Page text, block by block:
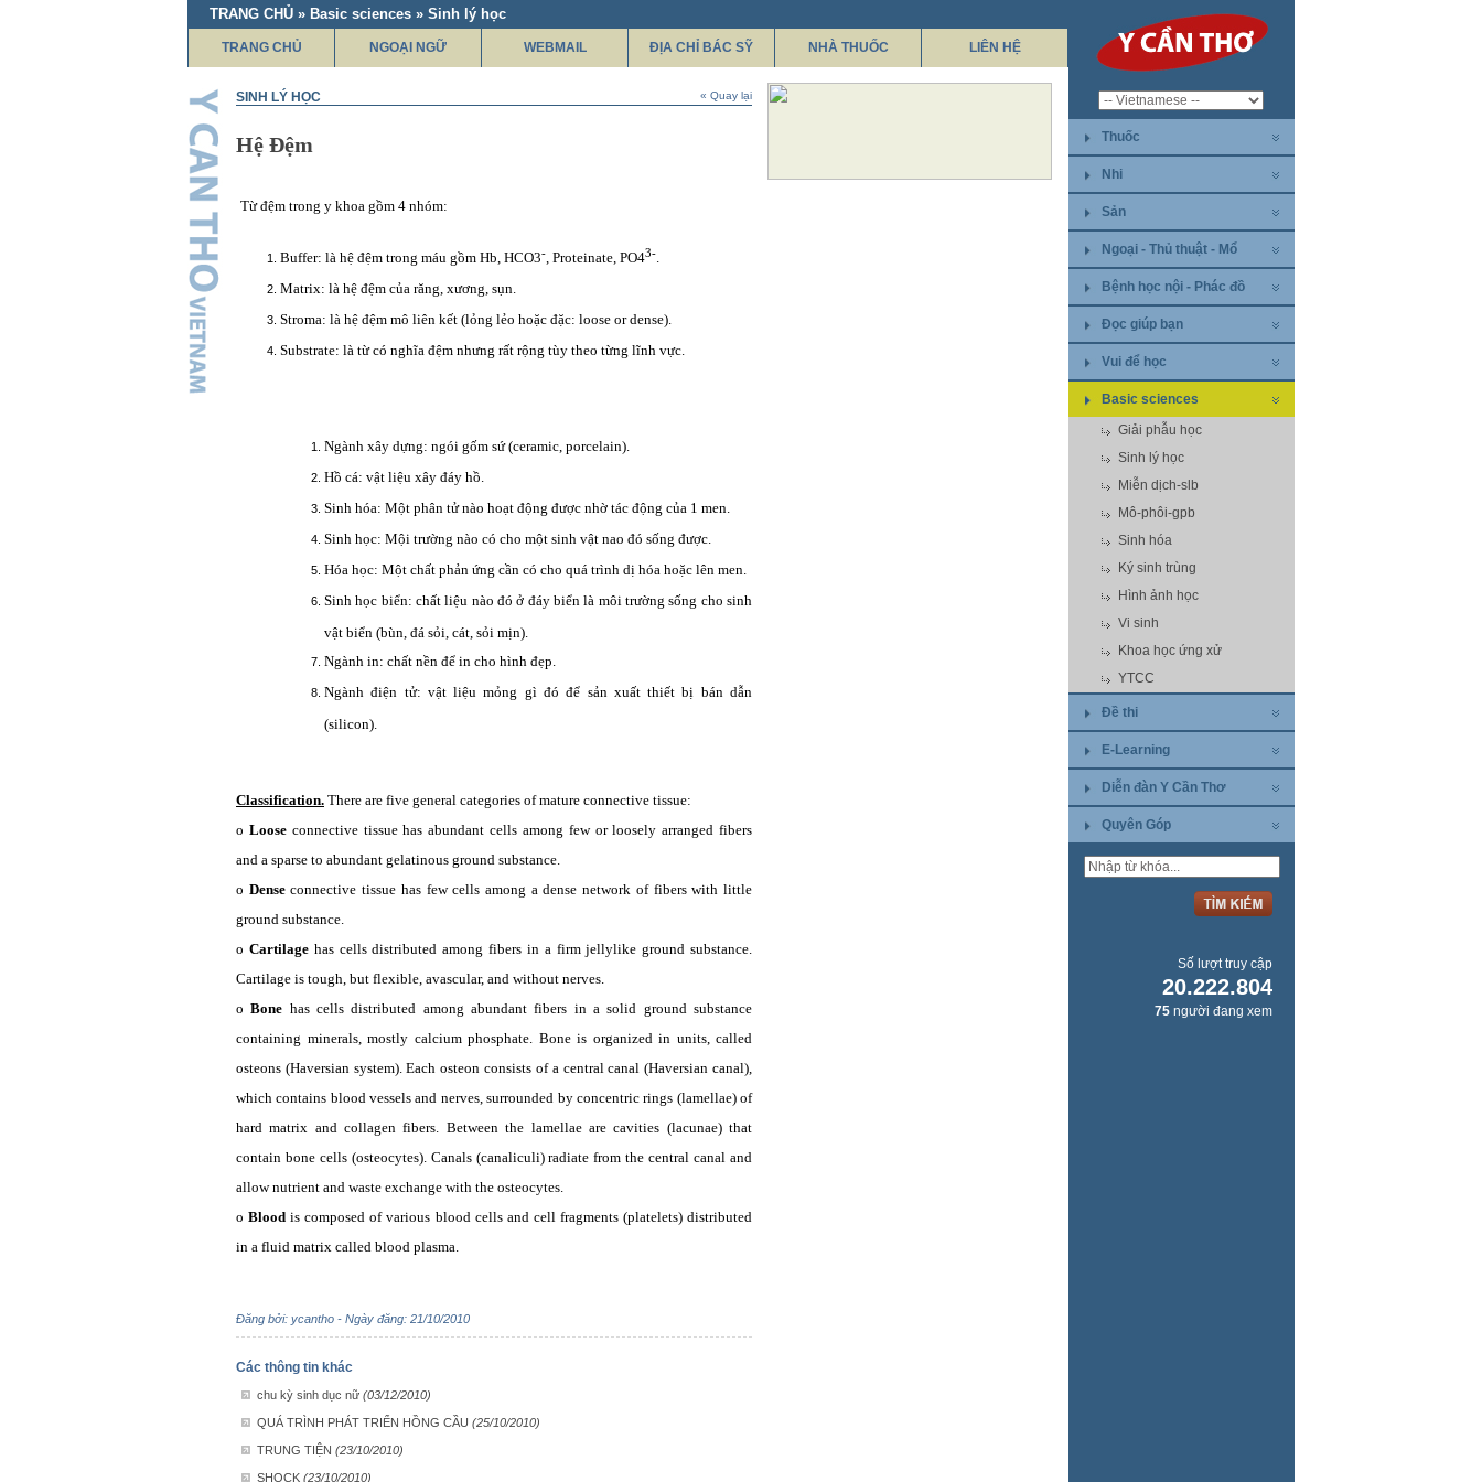
TRANG CHỦ » Basic sciences » Sinh lý học
TRANG CHỦ NGOẠI NGỮ WEBMAIL ĐỊA CHỈ BÁC SỸ NHÀ THUỐC LIÊN HỆ
SINH LÝ HỌC « Quay lại
Hệ Đệm
Từ đệm trong y khoa gồm 4 nhóm:
Buffer: là hệ đệm trong máu gồm Hb, HCO3-, Proteinate, PO43-.
Matrix: là hệ đệm của răng, xương, sụn.
Stroma: là hệ đệm mô liên kết (lỏng lẻo hoặc đặc: loose or dense).
Substrate: là từ có nghĩa đệm nhưng rất rộng tùy theo từng lĩnh vực.
Ngành xây dựng: ngói gốm sứ (ceramic, porcelain).
Hồ cá: vật liệu xây đáy hồ.
Sinh hóa: Một phân tử nào hoạt động được nhờ tác động của 1 men.
Sinh học: Mội trường nào có cho một sinh vật nao đó sống được.
Hóa học: Một chất phản ứng cần có cho quá trình dị hóa hoặc lên men.
Sinh học biển: chất liệu nào đó ở đáy biển là môi trường sống cho sinh
vật biển (bùn, đá sỏi, cát, sỏi mịn).
Ngành in: chất nền để in cho hình đẹp.
Ngành điện tử: vật liệu mỏng gì đó để sản xuất thiết bị bán dẫn
(silicon).
Classification. There are five general categories of mature connective tissue:
o Loose connective tissue has abundant cells among few or loosely arranged fibers
and a sparse to abundant gelatinous ground substance.
o Denseconnective tissue has few cells among a dense network of fibers with little
ground substance.
o Cartilagehas cells distributed among fibers in a firm jellylike ground substance.
Cartilage is tough, but flexible, avascular, and without nerves.
oBone has cells distributed among abundant fibers in a solid ground substance
containing minerals, mostly calcium phosphate. Bone is organized in units, called
osteons (Haversian system). Each osteon consists of a central canal (Haversian canal),
which contains blood vessels and nerves, surrounded by concentric rings (lamellae) of
hard matrix and collagen fibers. Between the lamellae are cavities (lacunae) that
contain bone cells (osteocytes). Canals (canaliculi) radiate from the central canal and
allow nutrient and waste exchange with the osteocytes.
oBlood is composed of various blood cells and cell fragments (platelets) distributed
in a fluid matrix called blood plasma.
Đăng bởi: ycantho - Ngày đăng: 21/10/2010
Các thông tin khác
chu kỳ sinh dục nữ (03/12/2010)
QUÁ TRÌNH PHÁT TRIỂN HỒNG CẦU (25/10/2010)
TRUNG TIỆN (23/10/2010)
SHOCK (23/10/2010)
Thuốc
Nhi
Sản
Ngoại - Thủ thuật - Mổ
Bệnh học nội - Phác đồ
Đọc giúp bạn
Vui để học
Basic sciences
Giải phẫu học
Sinh lý học
Miễn dịch-slb
Mô-phôi-gpb
Sinh hóa
Ký sinh trùng
Hình ảnh học
Vi sinh
Khoa học ứng xử
YTCC
Đề thi
E-Learning
Diễn đàn Y Cần Thơ
Quyên Góp
Số lượt truy cập
20.222.804
75 người đang xem